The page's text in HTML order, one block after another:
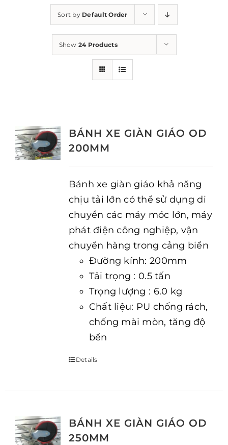
Sort by Default Order
Show 24 Products
BÁNH XE GIÀN GIÁO OD
200MM
Bánh xe giàn giáo khả năng
chịu tải lớn có thể sử dụng di
chuyển các máy móc lớn, máy
phát điện công nghiệp, vận
chuyển hàng trong cảng biển
Đường kính: 200mm
Tải trọng : 0.5 tấn
Trọng lượng : 6.0 kg
Chất liệu: PU chống rách,
chống mài mòn, tăng độ
bền
Details
BÁNH XE GIÀN GIÁO OD
250MM